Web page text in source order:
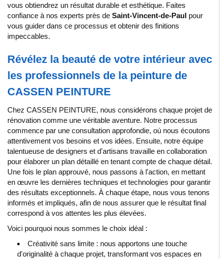
vous obtiendrez un résultat durable et esthétique. Faites
confiance à nos experts près de Saint-Vincent-de-Paul pour
vous guider dans ce processus et obtenir des finitions
impeccables.
Révélez la beauté de votre intérieur avec
les professionnels de la peinture de
CASSEN PEINTURE
Chez CASSEN PEINTURE, nous considérons chaque projet de
rénovation comme une véritable aventure. Notre processus
commence par une consultation approfondie, où nous écoutons
attentivement vos besoins et vos idées. Ensuite, notre équipe
talentueuse de designers et d'artisans travaille en collaboration
pour élaborer un plan détaillé en tenant compte de chaque détail.
Une fois le plan approuvé, nous passons à l'action, en mettant
en œuvre les dernières techniques et technologies pour garantir
des résultats exceptionnels. À chaque étape, nous vous tenons
informés et impliqués, afin de nous assurer que le résultat final
correspond à vos attentes les plus élevées.
Voici pourquoi nous sommes le choix idéal :
Créativité sans limite : nous apportons une touche
d'originalité à chaque projet, transformant vos espaces en